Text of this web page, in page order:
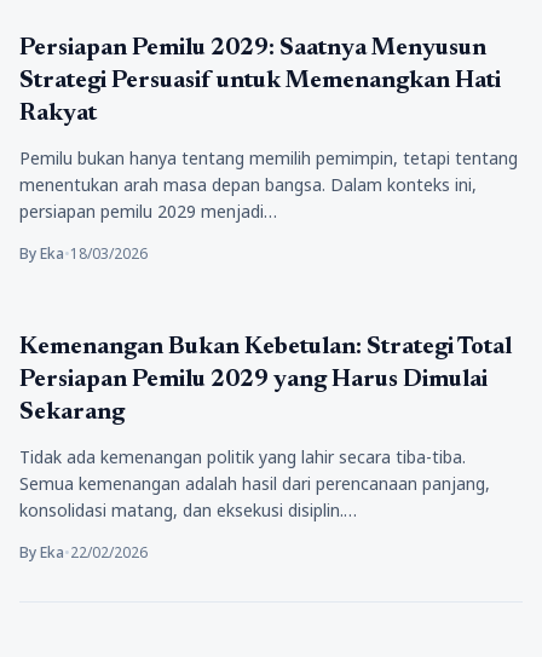
Politik
Persiapan Pemilu 2029: Saatnya Menyusun
Strategi Persuasif untuk Memenangkan Hati
Rakyat
Pemilu bukan hanya tentang memilih pemimpin, tetapi tentang
menentukan arah masa depan bangsa. Dalam konteks ini,
persiapan pemilu 2029 menjadi…
By Eka•18/03/2026
Berita
Kemenangan Bukan Kebetulan: Strategi Total
Persiapan Pemilu 2029 yang Harus Dimulai
Sekarang
Tidak ada kemenangan politik yang lahir secara tiba-tiba.
Semua kemenangan adalah hasil dari perencanaan panjang,
konsolidasi matang, dan eksekusi disiplin.…
By Eka•22/02/2026